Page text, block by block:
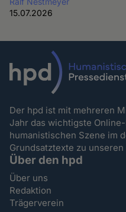
15.07.2026
Der hpd ist mit mehreren
Jahr das wichtigste
humanistischen Szene im
Grundsatztexte zu
Über den hpd
Über uns
Redaktion
Trägerverein